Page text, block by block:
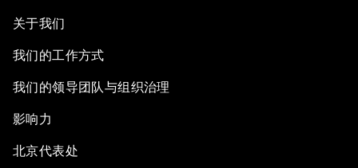
关于我们
我们的工作方式
我们的领导团队与组织治理
影响力
北京代表处